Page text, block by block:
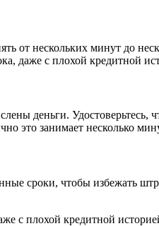
от нескольких минут до
даже с плохой кредитной
деньги.
это занимает несколько
сроки, чтобы избежать
с плохой кредитной